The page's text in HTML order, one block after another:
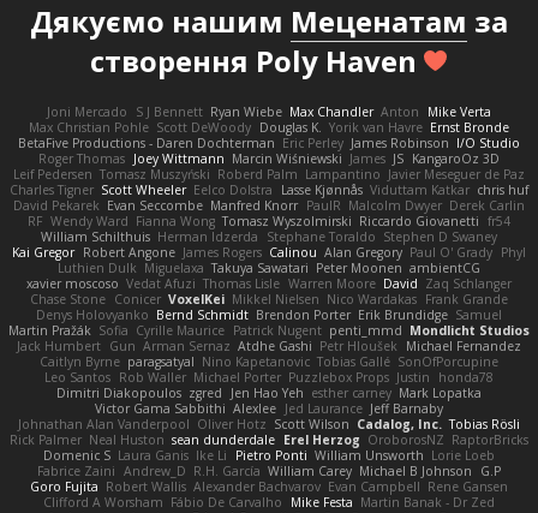
Дякуємо нашим Меценатам за
створення Poly Haven
Joni Mercado S J Bennett Ryan Wiebe Max Chandler Anton
Mike Verta
Max Christian Pohle Scott DeWoody Douglas K. Yorik van Havre Ernst Bronde
BetaFive Productions - Daren Dochterman Eric Perley James Robinson I/O Studio
Roger Thomas Joey Wittmann Marcin Wiśniewski James JS KangaroOz 3D
Leif Pedersen Tomasz Muszyński Roberd Palm Lampantino Javier Meseguer de Paz
Charles Tigner Scott Wheeler Eelco Dolstra Lasse Kjønnås Viduttam Katkar chris huf
David Pekarek Evan Seccombe Manfred Knorr PaulR Malcolm Dwyer Derek Carlin
RF Wendy Ward Fianna Wong Tomasz Wyszolmirski Riccardo Giovanetti fr54
William Schilthuis Herman Idzerda Stephane Toraldo Stephen D Swaney
Kai Gregor Robert Angone James Rogers Calinou Alan Gregory Paul O' Grady Phyl
Luthien Dulk Miguelaxa Takuya Sawatari Peter Moonen ambientCG
xavier moscoso Vedat Afuzi Thomas Lisle Warren Moore David Zaq Schlanger
Chase Stone Conicer VoxelKei Mikkel Nielsen Nico Wardakas Frank Grande
Denys Holovyanko Bernd Schmidt Brendon Porter Erik Brundidge Samuel
Martin Pražák Sofia Cyrille Maurice Patrick Nugent penti_mmd Mondlicht Studios
Jack Humbert Gun Arman Sernaz Atdhe Gashi Petr Hloušek
Michael Fernandez
Caitlyn Byrne paragsatyal Nino Kapetanovic Tobias Gallé SonOfPorcupine
Leo Santos Rob Waller Michael Porter Puzzlebox Props Justin
honda78
Dimitri Diakopoulos zgred Jen Hao Yeh esther carney Mark Lopatka
Victor Gama Sabbithi Alexlee Jed Laurance Jeff Barnaby
Johnathan Alan Vanderpool Oliver Hotz Scott Wilson Cadalog, Inc. Tobias Rösli
Rick Palmer Neal Huston sean dunderdale Erel Herzog OroborosNZ RaptorBricks
Domenic S Laura Ganis Ike Li Pietro Ponti William Unsworth Lorie Loeb
Fabrice Zaini Andrew_D R.H. García William Carey Michael B Johnson
G.P
Goro Fujita Robert Wallis Alexander Bachvarov Evan Campbell Rene Gansen
Clifford A Worsham Fábio De Carvalho Mike Festa Martin Banak - Dr Zed